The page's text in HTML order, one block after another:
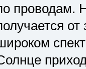
проводам.